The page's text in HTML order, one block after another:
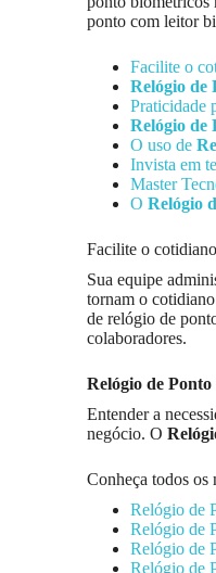
ponto com leitor
Facilite o
Relógio de
Praticidade
Relógio de
O uso de
Invista em
Master
O Relógio
Facilite o
Sua equipe
tornam o
de relógio de
colaboradores.
Relógio de
Entender a
negócio. O
Conheça todos
Relógio de
Relógio de
Relógio de
Relógio de